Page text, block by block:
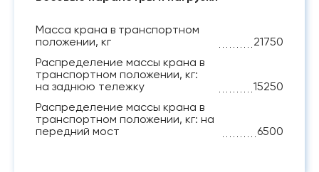
Масса крана в транспортном
положении, кг
21750
Распределение массы крана в
транспортном положении, кг:
на заднюю тележку
15250
Распределение массы крана в
транспортном положении, кг: на
передний мост
6500